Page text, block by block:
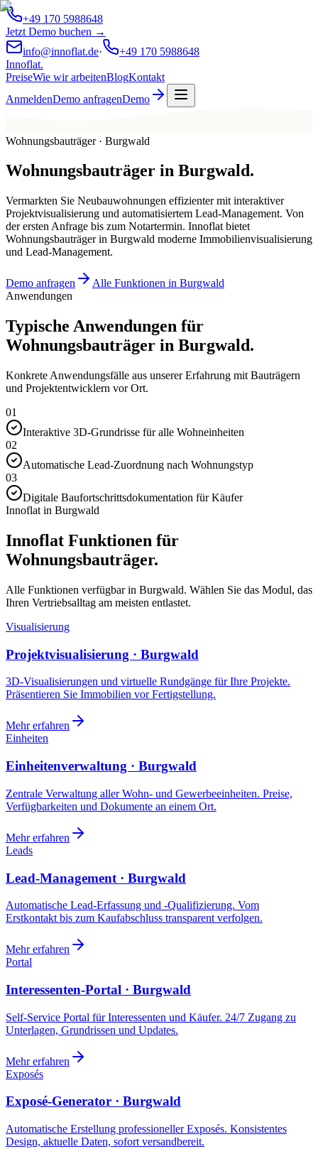
+49 170 5988648
Jetzt Demo buchen →
info@innoflat.de·
+49 170 5988648
Innoflat.
PreiseWie wir arbeitenBlogKontakt
AnmeldenDemo anfragenDemo
Wohnungsbauträger · Burgwald
Wohnungsbauträger in Burgwald.
Vermarkten Sie Neubauwohnungen effizienter mit interaktiver
Projektvisualisierung und automatisiertem Lead-Management. Von
der ersten Anfrage bis zum Notartermin. Innoflat bietet
Wohnungsbauträger in Burgwald moderne Immobilienvisualisierung
und Lead-Management.
Demo anfragen
Alle Funktionen in Burgwald
Anwendungen
Typische Anwendungen für
Wohnungsbauträger in Burgwald.
Konkrete Anwendungsfälle aus unserer Erfahrung mit Bauträgern
und Projektentwicklern vor Ort.
01
Interaktive 3D-Grundrisse für alle Wohneinheiten
02
Automatische Lead-Zuordnung nach Wohnungstyp
03
Digitale Baufortschrittsdokumentation für Käufer
Innoflat in Burgwald
Innoflat Funktionen für
Wohnungsbauträger.
Alle Funktionen verfügbar in Burgwald. Wählen Sie das Modul, das
Ihren Vertriebsalltag am meisten entlastet.
Visualisierung
Projektvisualisierung · Burgwald
3D-Visualisierungen und virtuelle Rundgänge für Ihre Projekte.
Präsentieren Sie Immobilien vor Fertigstellung.
Mehr erfahren
Einheiten
Einheitenverwaltung · Burgwald
Zentrale Verwaltung aller Wohn- und Gewerbeeinheiten. Preise,
Verfügbarkeiten und Dokumente an einem Ort.
Mehr erfahren
Leads
Lead-Management · Burgwald
Automatische Lead-Erfassung und -Qualifizierung. Vom
Erstkontakt bis zum Kaufabschluss transparent verfolgen.
Mehr erfahren
Portal
Interessenten-Portal · Burgwald
Self-Service Portal für Interessenten und Käufer. 24/7 Zugang zu
Unterlagen, Grundrissen und Updates.
Mehr erfahren
Exposés
Exposé-Generator · Burgwald
Automatische Erstellung professioneller Exposés. Konsistentes
Design, aktuelle Daten, sofort versandbereit.